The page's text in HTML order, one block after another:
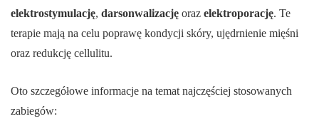
elektrostymulację, darsonwalizację oraz elektroporację. Te
terapie mają na celu poprawę kondycji skóry, ujędrnienie mięśni
oraz redukcję cellulitu.
Oto szczegółowe informacje na temat najczęściej stosowanych
zabiegów: